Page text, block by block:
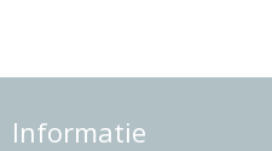
Informatie